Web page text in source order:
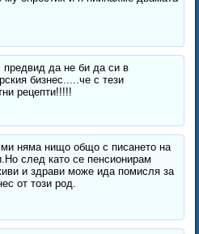
да не би да си в
бизнес.....че с тези
рецепти!!!!!
няма нищо общо с писането на
след като се пенсионирам
и здрави може ида помисля за
от този род.